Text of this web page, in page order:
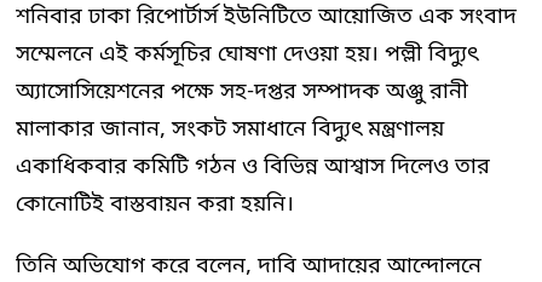
শনিবার ঢাকা রিপোর্টার্স ইউনিটিতে আয়োজিত এক সংবাদ
সম্মেলনে এই কর্মসূচির ঘোষণা দেওয়া হয়। পল্লী বিদ্যুৎ
অ্যাসোসিয়েশনের পক্ষে সহ-দপ্তর সম্পাদক অঞ্জু রানী
মালাকার জানান, সংকট সমাধানে বিদ্যুৎ মন্ত্রণালয়
একাধিকবার কমিটি গঠন ও বিভিন্ন আশ্বাস দিলেও তার
কোনোটিই বাস্তবায়ন করা হয়নি।
তিনি অভিযোগ করে বলেন, দাবি আদায়ের আন্দোলনে